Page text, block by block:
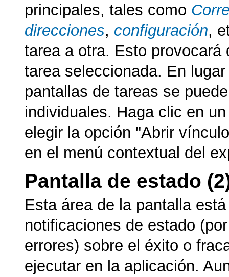
principales, tales como
direcciones, configuración,
tarea a otra. Esto
tarea seleccionada. En
pantallas de tareas se
individuales. Haga clic en
elegir la opción "Abrir
en el menú contextual del
Pantalla de estado
Esta área de la pantalla
notificaciones de estado
errores) sobre el éxito o
ejecutar en la aplicación.